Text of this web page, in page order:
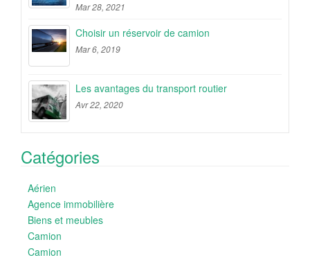
Mar 28, 2021
Choisir un réservoir de camion
Mar 6, 2019
Les avantages du transport routier
Avr 22, 2020
Catégories
Aérien
Agence immobilière
Biens et meubles
Camion
Camion